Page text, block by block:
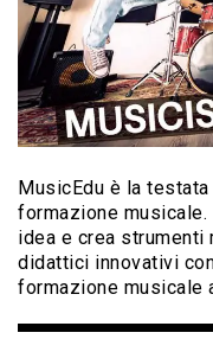
MusicEdu è la
formazione
idea e crea
didattici innovativi
formazione musicale